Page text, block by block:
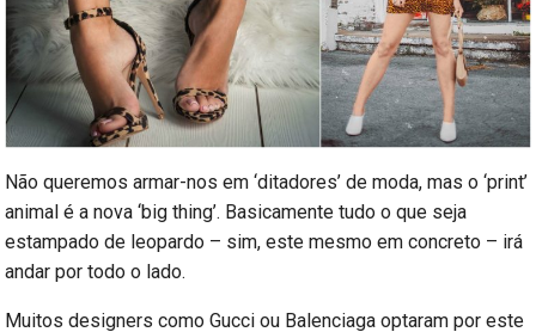
Não queremos armar-nos em ‘ditadores’ de moda, mas o ‘print’
animal é a nova ‘big thing’. Basicamente tudo o que seja
estampado de leopardo – sim, este mesmo em concreto – irá
andar por todo o lado.
Muitos designers como Gucci ou Balenciaga optaram por este